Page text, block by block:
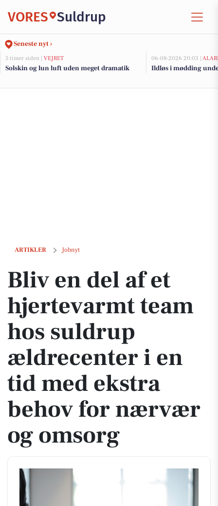
VORES Suldrup
Seneste nyt ›
5 timer siden | VEJRET
Solskin og lun luft uden meget dramatik
06-08-2026 20:03 |
Ildløs i mødding
ARTIKLER Jobnyt
Bliv en del af et hjertevarmt team hos suldrup ældrecenter i en tid
Bliv en del af et
hjertevarmt team
hos suldrup
ældrecenter i en
tid med ekstra
behov for nærvær
og omsorg